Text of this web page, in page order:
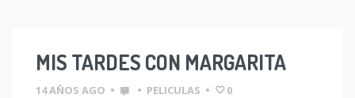
MIS TARDES CON MARGARITA
14 AÑOS AGO • • PELICULAS • 0